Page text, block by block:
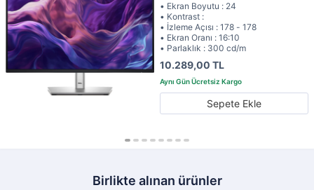
• Ekran Boyutu : 24
• Kontrast :
• İzleme Açısı : 178 - 178
• Ekran Oranı : 16:10
• Parlaklık : 300 cd/m
10.289,00 TL
Sepete Ekle
Birlikte alınan ürünler